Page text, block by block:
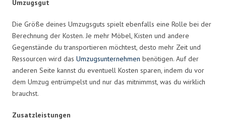
Umzugsgut
Die Größe deines Umzugsguts spielt ebenfalls eine Rolle bei der
Berechnung der Kosten. Je mehr Möbel, Kisten und andere
Gegenstände du transportieren möchtest, desto mehr Zeit und
Ressourcen wird das Umzugsunternehmen benötigen. Auf der
anderen Seite kannst du eventuell Kosten sparen, indem du vor
dem Umzug entrümpelst und nur das mitnimmst, was du wirklich
brauchst.
Zusatzleistungen